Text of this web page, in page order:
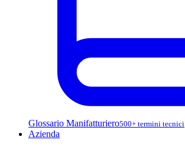
Glossario Manifatturiero500+ termini tecnici
Azienda